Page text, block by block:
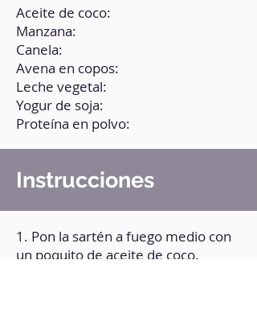
Aceite de coco:
Manzana:
Canela:
Avena en copos:
Leche vegetal:
Yogur de soja:
Proteína en polvo:
Instrucciones
1. Pon la sartén a fuego medio con
un poquito de aceite de coco.